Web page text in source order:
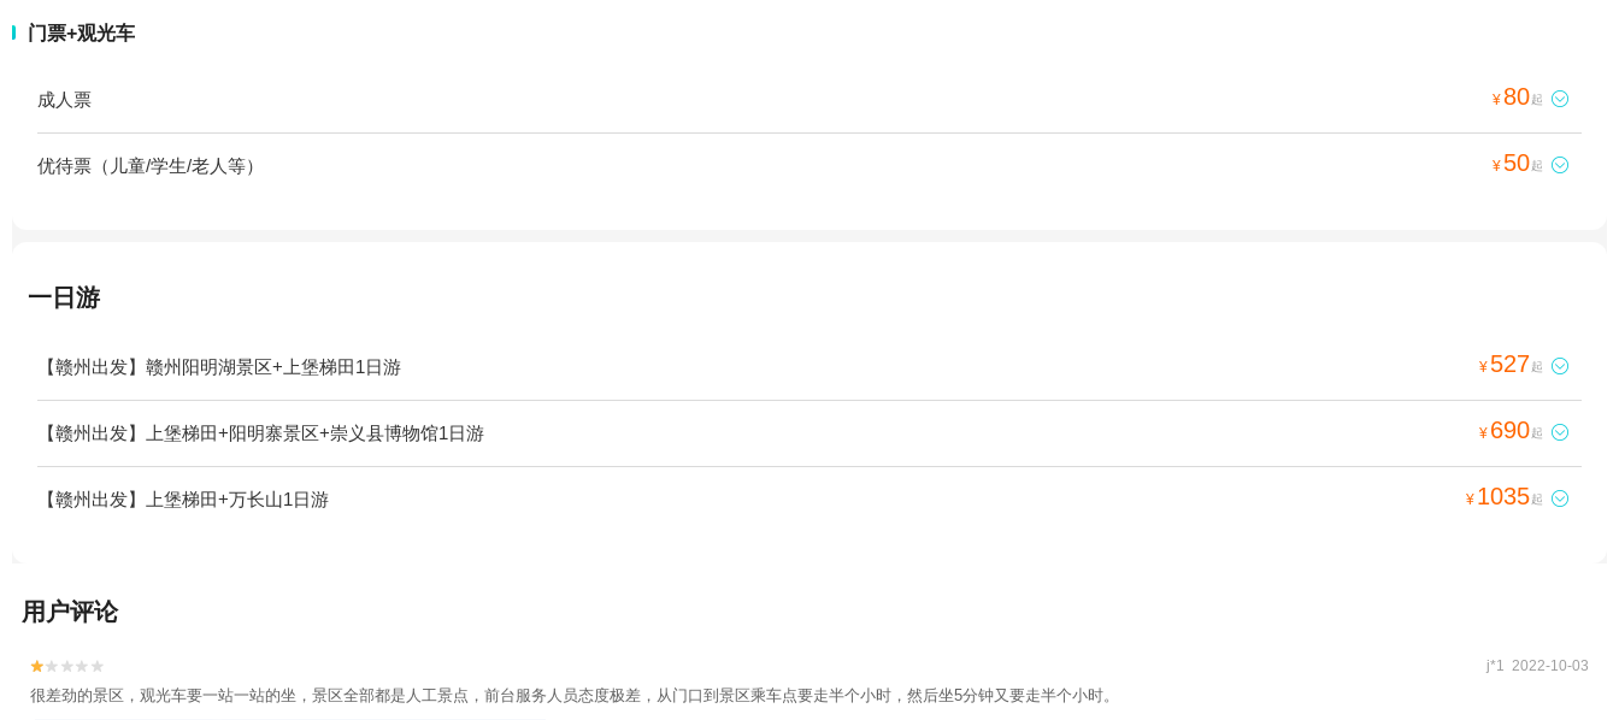
门票+观光车
成人票 ¥ 80起 
优待票（儿童/学生/老人等） ¥ 50起 
一日游
【赣州出发】赣州阳明湖景区+上堡梯田1日游 ¥ 527起 
【赣州出发】上堡梯田+阳明寨景区+崇义县博物馆1日游 ¥ 690起 
【赣州出发】上堡梯田+万长山1日游 ¥ 1035起 
用户评论

 j*1 2022-10-03
很差劲的景区，观光车要一站一站的坐，景区全部都是人工景点，前台服务人员态度极差，从门口到景区乘车点要走半个小时，然后坐5分钟又要走半个小时。